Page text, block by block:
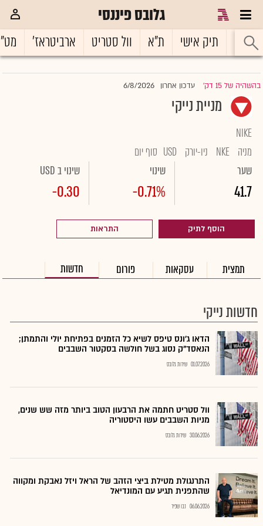
גלובס פיננסי
ראשי תיק אישי ת"א וול סטריט ארביטראז'
בהשהיה של 15 דק' |עדכון אחרון 6/8/2026
מניית נייקי
NIKE
מניה NKE ניו-יורק USD סוף יום
שער
41.7
שינוי
-0.71%
שינוי ב USD
-0.30
הוסף לתיק התראות
תמצית עסקאות פורום חדשות
חדשות נייקי
הדאו ג'ונס טיפס לשיא כל הזמנים בפתיחת יולי והתמתן;
הנאסד"ק נסוג בשל חולשה בסקטור השבבים
01.07.2026 שירות גלובס
וול סטריט חתמה את הרבעון הטוב ביותר מזה שש שנים,
מניות השבבים עשו היסטוריה
30.06.2026 שירות גלובס
התרנגולת מטילת ביצי הזהב של הראל ויזל נאבקת ומקווה
שהתפנית תגיע עם המונדיאל
06.06.2026 נבו שפיר